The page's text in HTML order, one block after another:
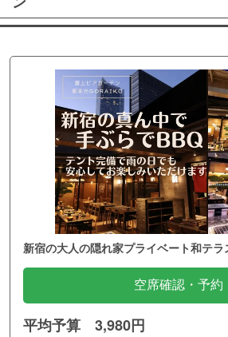
新宿の大人の隠れ家プライベート和テ
空席確認・予約
平均予算 3,980円